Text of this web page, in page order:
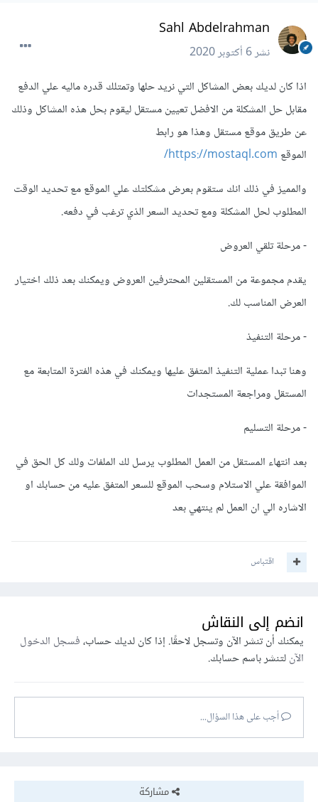
Sahl Abdelrahman
نشر6 أكتوبر 2020
اذا كان لديك بعض المشاكل التي نريد حلها وتمتلك قدره ماليه علي الدفع
مقابل حل المشكلة من الافضل تعيين مستقل ليقوم بحل هذه المشاكل وذلك
عن طريق موقع مستقل وهذا هو رابط
الموقع https://mostaql.com/
والمميز في ذلك انك ستقوم بعرض مشكلتك علي الموقع مع تحديد الوقت
المطلوب لحل المشكلة ومع تحديد السعر الذي ترغب في دفعه.
- مرحلة تلقي العروض
يقدم مجموعة من المستقلين المحترفين العروض ويمكنك بعد ذلك اختيار
العرض المناسب لك.
- مرحلة التنفيذ
وهنا تبدا عملية التنفيذ المتفق عليها ويمكنك في هذه الفترة المتابعة مع
المستقل ومراجعة المستجدات
- مرحلة التسليم
بعد انتهاء المستقل من العمل المطلوب يرسل لك الملفات ولك كل الحق في
الموافقة علي الاستلام وسحب الموقع للسعر المتفق عليه من حسابك او
الاشاره الي ان العمل لم ينتهي بعد
اقتباس
انضم إلى النقاش
يمكنك أن تنشر الآن وتسجل لاحقًا. إذا كان لديك حساب،فسجل الدخول
الآنلتنشر باسم حسابك.
أجب على هذا السؤال...
مشاركة